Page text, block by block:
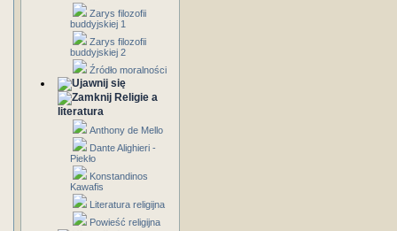
Zarys filozofii
buddyjskiej 1
Zarys filozofii
buddyjskiej 2
Źródło moralności
Religie a
literatura
Anthony de Mello
Dante Alighieri -
Piekło
Konstandinos
Kawafis
Literatura religijna
Powieść religijna